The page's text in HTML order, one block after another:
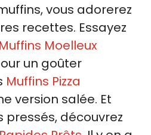
vous adorerez
recettes. Essayez
Muffins Moelleux
un goûter
Muffins Pizza
version salée. Et
découvrez